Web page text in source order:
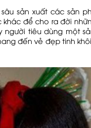
sản xuất các sản
để cho ra đời
người tiêu dùng một
đến vẻ đẹp tinh